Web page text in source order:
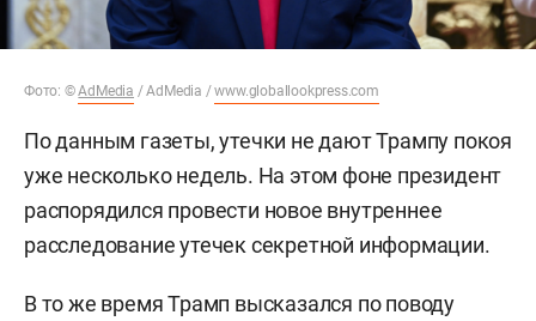
Фото: ©AdMedia / AdMedia /www.globallookpress.com
По данным газеты, утечки не дают Трампу покоя
уже несколько недель. На этом фоне президент
распорядился провести новое внутреннее
расследование утечек секретной информации.
В то же время Трамп высказался по поводу